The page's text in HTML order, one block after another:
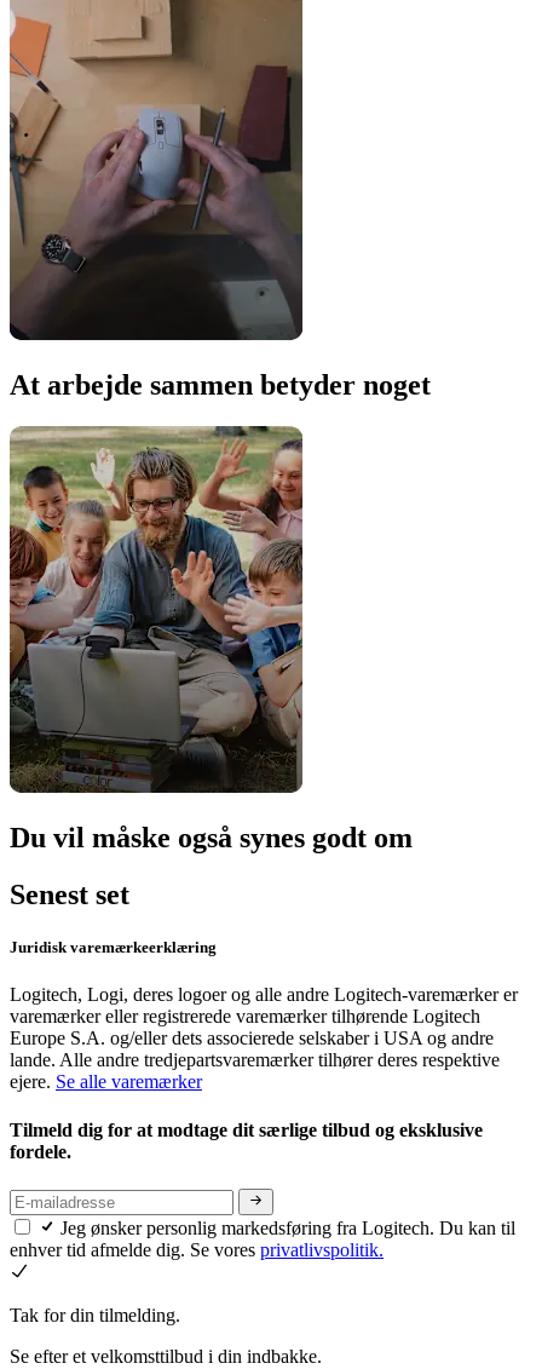
At arbejde sammen betyder noget
Du vil måske også synes godt om
Senest set
Juridisk varemærkeerklæring
Logitech, Logi, deres logoer og alle andre Logitech-varemærker er
varemærker eller registrerede varemærker tilhørende Logitech
Europe S.A. og/eller dets associerede selskaber i USA og andre
lande. Alle andre tredjepartsvaremærker tilhører deres respektive
ejere. Se alle varemærker
Tilmeld dig for at modtage dit særlige tilbud og eksklusive
fordele.
Jeg ønsker personlig markedsføring fra Logitech. Du kan til
enhver tid afmelde dig. Se vores privatlivspolitik.
Tak for din tilmelding.
Se efter et velkomsttilbud i din indbakke.